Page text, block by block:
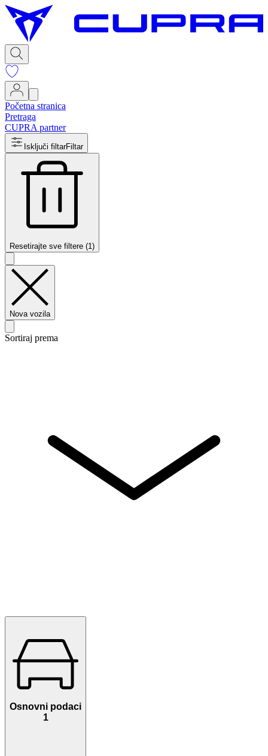
Početna stranica
Pretraga
CUPRA partner
Isključi filtarFiltar
Resetirajte sve filtere (1)
Nova vozila
Sortiraj prema
Osnovni podaci
1